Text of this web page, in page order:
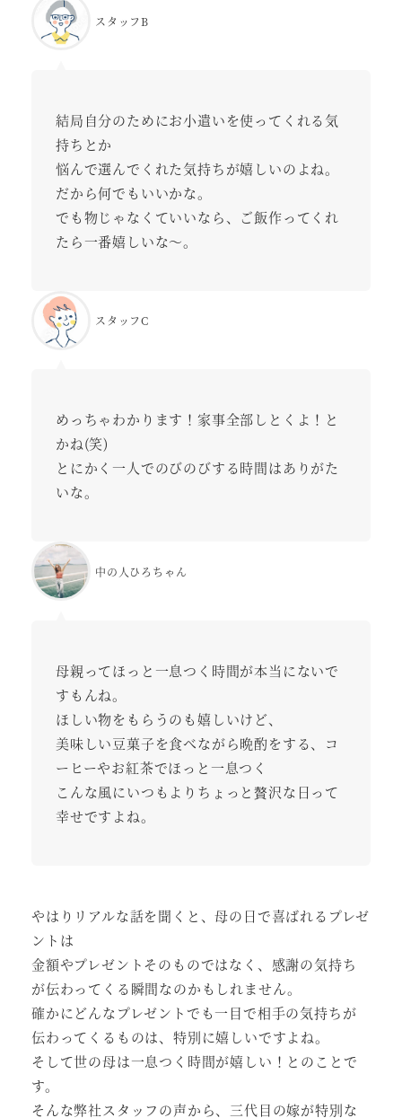
スタッフB
結局自分のためにお小遣いを使ってくれる気
持ちとか
悩んで選んでくれた気持ちが嬉しいのよね。
だから何でもいいかな。
でも物じゃなくていいなら、ご飯作ってくれ
たら一番嬉しいな～。
スタッフC
めっちゃわかります！家事全部しとくよ！と
かね(笑)
とにかく一人でのびのびする時間はありがた
いな。
中の人ひろちゃん
母親ってほっと一息つく時間が本当にないで
すもんね。
ほしい物をもらうのも嬉しいけど、
美味しい豆菓子を食べながら晩酌をする、コ
ーヒーやお紅茶でほっと一息つく
こんな風にいつもよりちょっと贅沢な日って
幸せですよね。
やはりリアルな話を聞くと、母の日で喜ばれるプレゼ
ントは
金額やプレゼントそのものではなく、感謝の気持ち
が伝わってくる瞬間なのかもしれません。
確かにどんなプレゼントでも一目で相手の気持ちが
伝わってくるものは、特別に嬉しいですよね。
そして世の母は一息つく時間が嬉しい！とのことで
す。
そんな弊社スタッフの声から、三代目の嫁が特別な